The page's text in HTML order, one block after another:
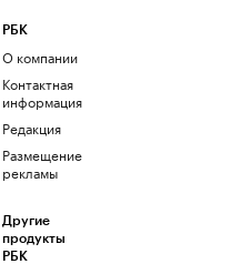
РБК
О компании
Контактная
информация
Редакция
Размещение
рекламы
Другие
продукты
РБК